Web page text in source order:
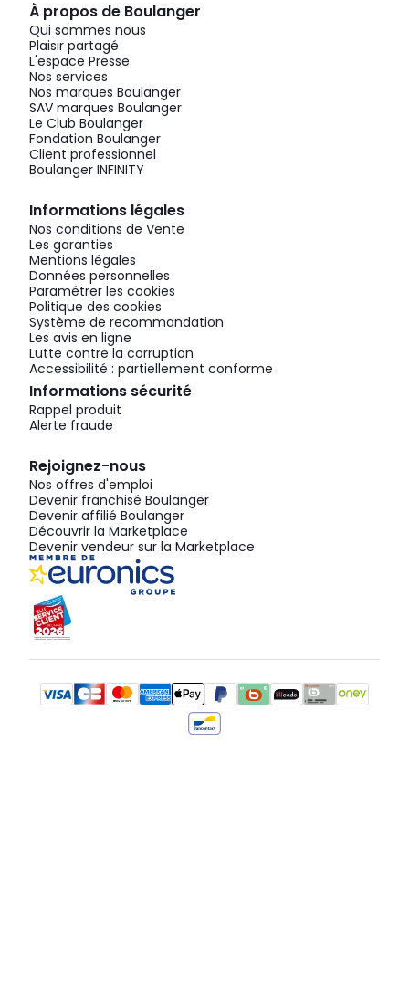
À propos de Boulanger
Qui sommes nous
Plaisir partagé
L'espace Presse
Nos services
Nos marques Boulanger
SAV marques Boulanger
Le Club Boulanger
Fondation Boulanger
Client professionnel
Boulanger INFINITY
Informations légales
Nos conditions de Vente
Les garanties
Mentions légales
Données personnelles
Paramétrer les cookies
Politique des cookies
Système de recommandation
Les avis en ligne
Lutte contre la corruption
Accessibilité : partiellement conforme
Informations sécurité
Rappel produit
Alerte fraude
Rejoignez-nous
Nos offres d'emploi
Devenir franchisé Boulanger
Devenir affilié Boulanger
Découvrir la Marketplace
Devenir vendeur sur la Marketplace